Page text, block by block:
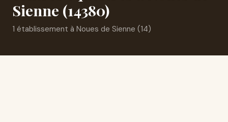
Sienne (14380)
1 établissement à Noues de Sienne (14)